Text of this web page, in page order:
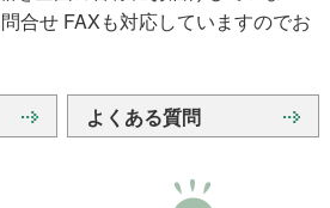
合せ FAXも対応していますのでお
よくある質問